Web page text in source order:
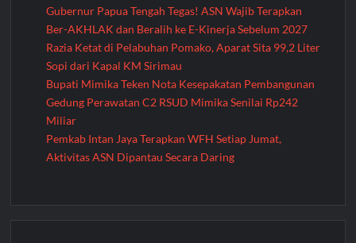
Gubernur Papua Tengah Tegas! ASN Wajib Terapkan
Ber-AKHLAK dan Beralih ke E-Kinerja Sebelum 2027
Razia Ketat di Pelabuhan Pomako, Aparat Sita 99,2 Liter
Sopi dari Kapal KM Sirimau
Bupati Mimika Teken Nota Kesepakatan Pembangunan
Gedung Perawatan C2 RSUD Mimika Senilai Rp242
Miliar
Pemkab Intan Jaya Terapkan WFH Setiap Jumat,
Aktivitas ASN Dipantau Secara Daring